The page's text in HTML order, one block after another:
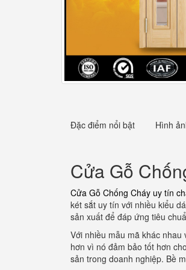
Đặc điểm nổi bật Hình
Cửa Gỗ
Cửa Gỗ Chống Cháy uy tín
két sắt uy tín với nhiều kiểu
sản xuất để đáp ứng tiêu
Với nhiều mẫu mã khác
hơn vì nó đảm bảo tốt hơn
sản trong doanh nghiệp. Bề